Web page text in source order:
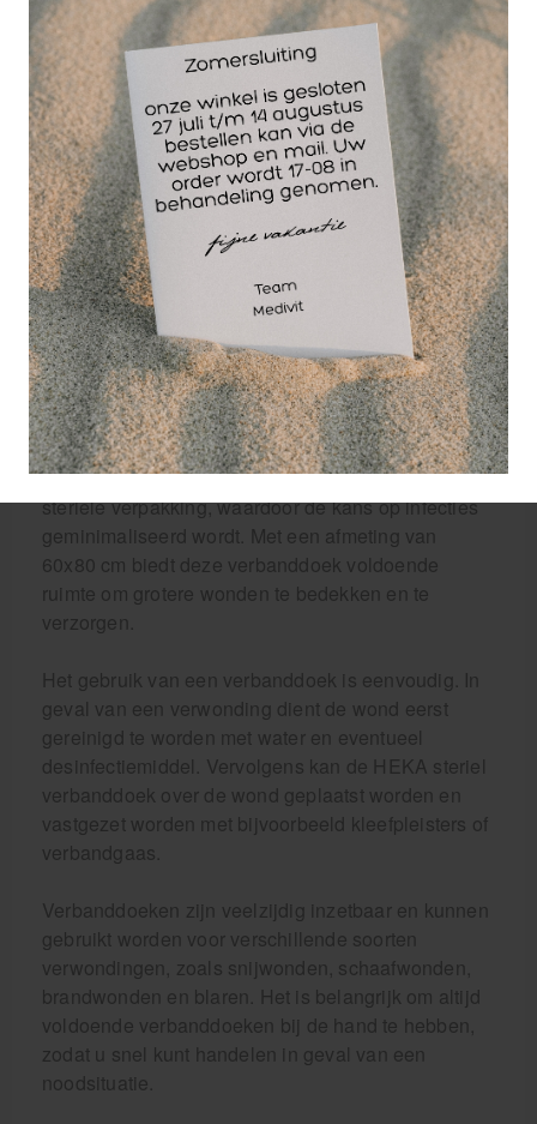
verbandrichtlijn van 2016.
HEKA steriel verbanddoek 60x80 cm: de ideale
EHBO oplossing
Als leverancier van EHBO artikelen met een
compleet assortiment en goede scherpe prijzen,
zijn wij trots om de HEKA steriel verbanddoek
60x80 cm aan te kunnen bieden. Deze
verbanddoek is een essentieel onderdeel van elke
EHBO kit en kan gebruikt worden in geval van een
ongeluk of verwonding.
Een verbanddoek heeft als hoofdfunctie om wonden
te bedekken en te beschermen tegen infecties. De
HEKA steriel verbanddoek is gemaakt van
hoogwaardig materiaal en is voorzien van een
steriele verpakking, waardoor de kans op infecties
geminimaliseerd wordt. Met een afmeting van
60x80 cm biedt deze verbanddoek voldoende
ruimte om grotere wonden te bedekken en te
verzorgen.
Het gebruik van een verbanddoek is eenvoudig. In
geval van een verwonding dient de wond eerst
gereinigd te worden met water en eventueel
desinfectiemiddel. Vervolgens kan de HEKA steriel
verbanddoek over de wond geplaatst worden en
vastgezet worden met bijvoorbeeld kleefpleisters of
verbandgaas.
Verbanddoeken zijn veelzijdig inzetbaar en kunnen
gebruikt worden voor verschillende soorten
verwondingen, zoals snijwonden, schaafwonden,
brandwonden en blaren. Het is belangrijk om altijd
voldoende verbanddoeken bij de hand te hebben,
zodat u snel kunt handelen in geval van een
noodsituatie.